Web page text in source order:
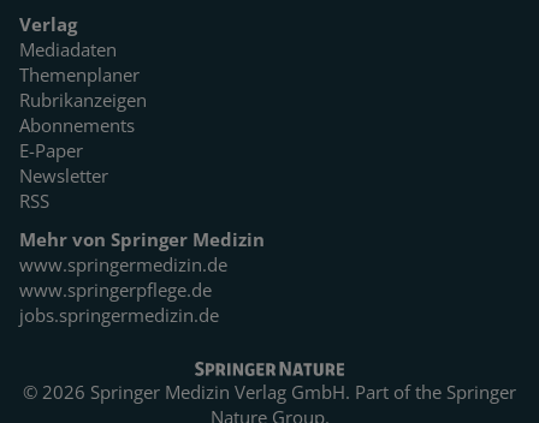
Verlag
Mediadaten
Themenplaner
Rubrikanzeigen
Abonnements
E-Paper
Newsletter
RSS
Mehr von Springer Medizin
www.springermedizin.de
www.springerpflege.de
jobs.springermedizin.de
© 2026 Springer Medizin Verlag GmbH. Part of the Springer
Nature Group.